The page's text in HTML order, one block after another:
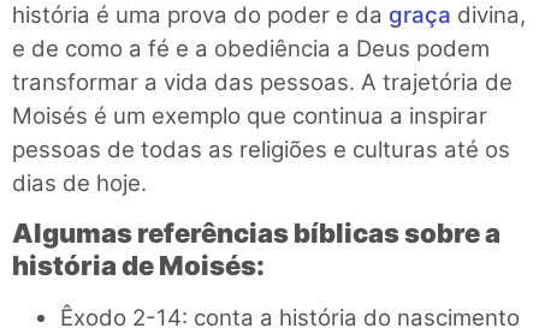
história é uma prova do poder e da graça divina,
e de como a fé e a obediência a Deus podem
transformar a vida das pessoas. A trajetória de
Moisés é um exemplo que continua a inspirar
pessoas de todas as religiões e culturas até os
dias de hoje.
Algumas referências bíblicas sobre a
história de Moisés:
Êxodo 2-14: conta a história do nascimento